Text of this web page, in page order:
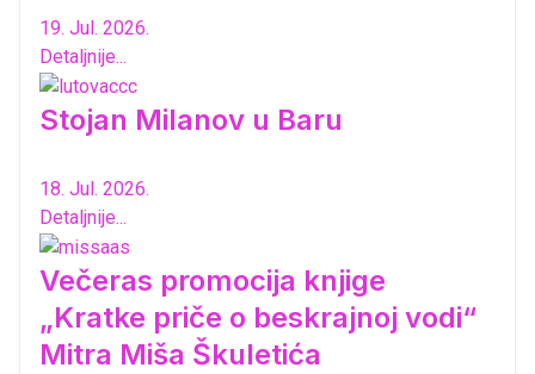
19. Jul. 2026.
Detaljnije...
Stojan Milanov u Baru
18. Jul. 2026.
Detaljnije...
Večeras promocija knjige
„Kratke priče o beskrajnoj vodi“
Mitra Miša Škuletića